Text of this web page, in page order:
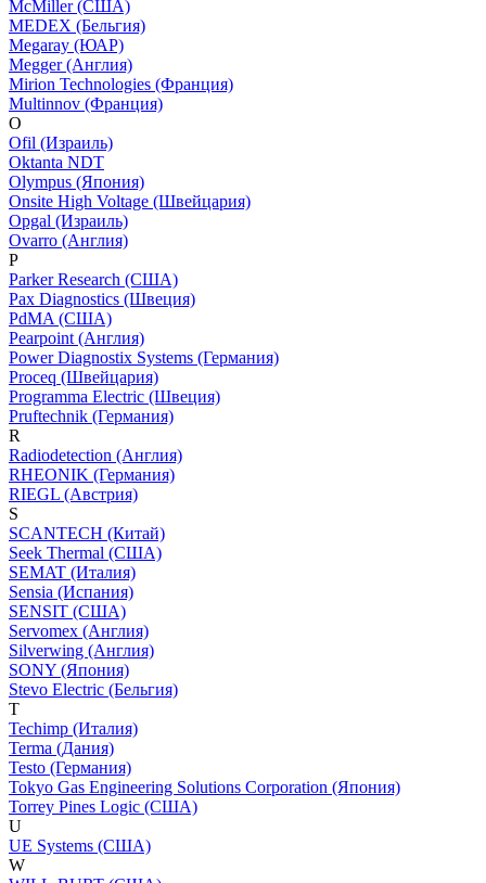
McMiller (США)
MEDEX (Бельгия)
Megaray (ЮАР)
Megger (Англия)
Mirion Technologies (Франция)
Multinnov (Франция)
O
Ofil (Израиль)
Oktanta NDT
Olympus (Япония)
Onsite High Voltage (Швейцария)
Opgal (Израиль)
Ovarro (Англия)
P
Parker Research (США)
Pax Diagnostics (Швеция)
PdMA (США)
Pearpoint (Англия)
Power Diagnostix Systems (Германия)
Proceq (Швейцария)
Programma Electric (Швеция)
Pruftechnik (Германия)
R
Radiodetection (Англия)
RHEONIK (Германия)
RIEGL (Австрия)
S
SCANTECH (Китай)
Seek Thermal (США)
SEMAT (Италия)
Sensia (Испания)
SENSIT (США)
Servomex (Англия)
Silverwing (Англия)
SONY (Япония)
Stevo Electric (Бельгия)
T
Techimp (Италия)
Terma (Дания)
Testo (Германия)
Tokyo Gas Engineering Solutions Corporation (Япония)
Torrey Pines Logic (США)
U
UE Systems (США)
W